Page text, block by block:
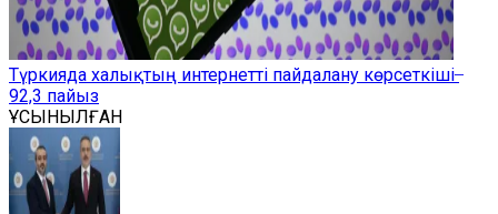
Түркияда халықтың интернетті пайдалану көрсеткіші ̶
92,3 пайыз
ҰСЫНЫЛҒАН